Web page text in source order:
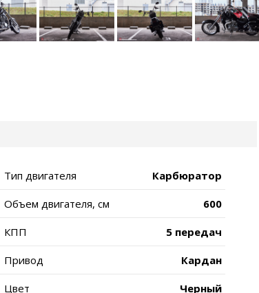
Тип двигателя Карбюратор
Объем двигателя, см 600
КПП 5 передач
Привод Кардан
Цвет Черный